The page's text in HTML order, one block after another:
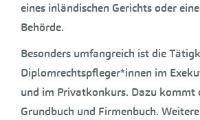
eines inländischen Gerichts oder
Behörde.
Besonders umfangreich ist die
Diplomrechtspfleger*innen im
und im Privatkonkurs. Dazu kommt
Grundbuch und Firmenbuch. Weitere